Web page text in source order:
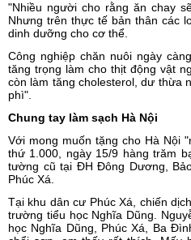
"Nhiều người cho rằng ăn chay
Nhưng trên thực tế bản thân các
dinh dưỡng cho cơ thể.
Công nghiệp chăn nuôi ngày
tăng trọng làm cho thịt động vật
còn làm tăng cholesterol, dư thừa
phì".
Chung tay làm sạch Hà Nội
Với mong muốn tặng cho Hà Nội
thứ 1.000, ngày 15/9 hàng trăm
tường cũ tại ĐH Đông Dương,
Phúc Xá.
Tại khu dân cư Phúc Xá, chiến
trường tiểu học Nghĩa Dũng.
học Nghĩa Dũng, Phúc Xá, Ba